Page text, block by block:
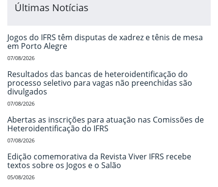
Últimas Notícias
Jogos do IFRS têm disputas de xadrez e tênis de mesa
em Porto Alegre
07/08/2026
Resultados das bancas de heteroidentificação do
processo seletivo para vagas não preenchidas são
divulgados
07/08/2026
Abertas as inscrições para atuação nas Comissões de
Heteroidentificação do IFRS
07/08/2026
Edição comemorativa da Revista Viver IFRS recebe
textos sobre os Jogos e o Salão
05/08/2026